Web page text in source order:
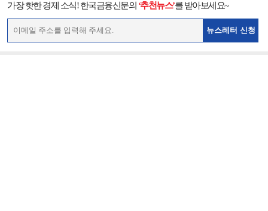
가장 핫한 경제 소식! 한국금융신문의 ‘추천뉴스’를 받아보세요~
뉴스레터 신청